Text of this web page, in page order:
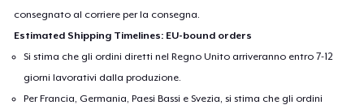
consegnato al corriere per la consegna.
Estimated Shipping Timelines: EU-bound orders
Si stima che gli ordini diretti nel Regno Unito arriveranno entro 7-12
giorni lavorativi dalla produzione.
Per Francia, Germania, Paesi Bassi e Svezia, si stima che gli ordini